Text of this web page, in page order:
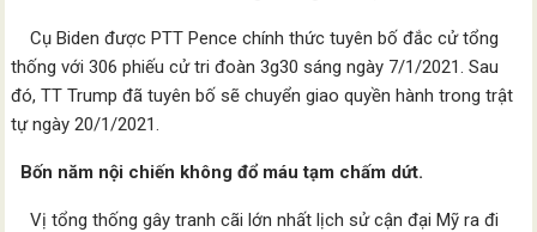
Cụ Biden được PTT Pence chính thức tuyên bố đắc cử tổng
thống với 306 phiếu cử tri đoàn 3g30 sáng ngày 7/1/2021. Sau
đó, TT Trump đã tuyên bố sẽ chuyển giao quyền hành trong trật
tự ngày 20/1/2021.
Bốn năm nội chiến không đổ máu tạm chấm dứt.
Vị tổng thống gây tranh cãi lớn nhất lịch sử cận đại Mỹ ra đi